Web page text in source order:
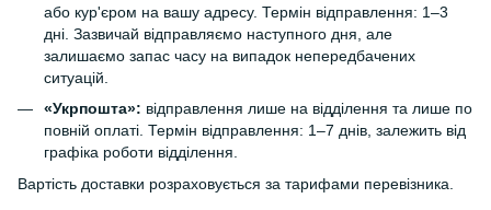
або кур'єром на вашу адресу. Термін відправлення: 1–3
дні. Зазвичай відправляємо наступного дня, але
залишаємо запас часу на випадок непередбачених
ситуацій.
«Укрпошта»: відправлення лише на відділення та лише по
повній оплаті. Термін відправлення: 1–7 днів, залежить від
графіка роботи відділення.
Вартість доставки розраховується за тарифами перевізника.